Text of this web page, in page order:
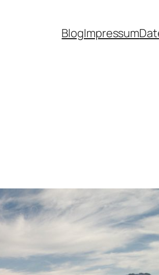
BlogImpressum